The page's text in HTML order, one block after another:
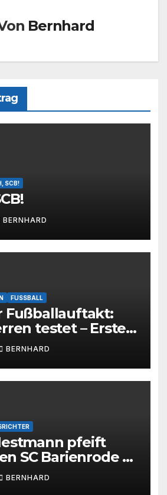
Bernhard
SCB!
BERNHARD
FUSSBALL
Fußballauftakt:
testet – Erste
im Kreispokal
BERNHARD
pfeift
SC Barienrode –
hat die
BERNHARD